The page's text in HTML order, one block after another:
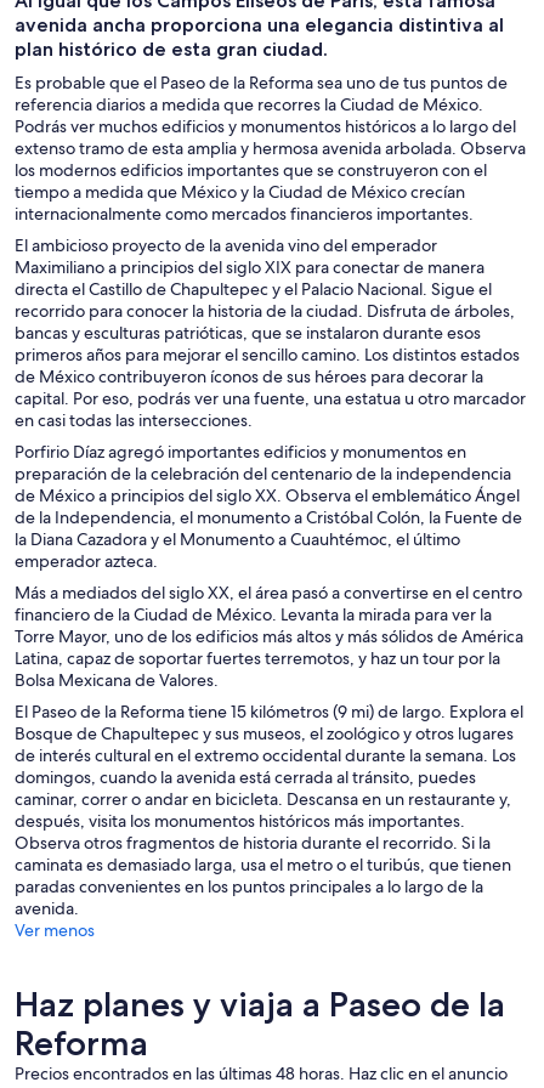
avenida ancha proporciona una elegancia distintiva al
plan histórico de esta gran ciudad.
Es probable que el Paseo de la Reforma sea uno de tus puntos de
referencia diarios a medida que recorres la Ciudad de México.
Podrás ver muchos edificios y monumentos históricos a lo largo del
extenso tramo de esta amplia y hermosa avenida arbolada. Observa
los modernos edificios importantes que se construyeron con el
tiempo a medida que México y la Ciudad de México crecían
internacionalmente como mercados financieros importantes.
El ambicioso proyecto de la avenida vino del emperador
Maximiliano a principios del siglo XIX para conectar de manera
directa el Castillo de Chapultepec y el Palacio Nacional. Sigue el
recorrido para conocer la historia de la ciudad. Disfruta de árboles,
bancas y esculturas patrióticas, que se instalaron durante esos
primeros años para mejorar el sencillo camino. Los distintos estados
de México contribuyeron íconos de sus héroes para decorar la
capital. Por eso, podrás ver una fuente, una estatua u otro marcador
en casi todas las intersecciones.
Porfirio Díaz agregó importantes edificios y monumentos en
preparación de la celebración del centenario de la independencia
de México a principios del siglo XX. Observa el emblemático Ángel
de la Independencia, el monumento a Cristóbal Colón, la Fuente de
la Diana Cazadora y el Monumento a Cuauhtémoc, el último
emperador azteca.
Más a mediados del siglo XX, el área pasó a convertirse en el centro
financiero de la Ciudad de México. Levanta la mirada para ver la
Torre Mayor, uno de los edificios más altos y más sólidos de América
Latina, capaz de soportar fuertes terremotos, y haz un tour por la
Bolsa Mexicana de Valores.
El Paseo de la Reforma tiene 15 kilómetros (9 mi) de largo. Explora el
Bosque de Chapultepec y sus museos, el zoológico y otros lugares
de interés cultural en el extremo occidental durante la semana. Los
domingos, cuando la avenida está cerrada al tránsito, puedes
caminar, correr o andar en bicicleta. Descansa en un restaurante y,
después, visita los monumentos históricos más importantes.
Observa otros fragmentos de historia durante el recorrido. Si la
caminata es demasiado larga, usa el metro o el turibús, que tienen
paradas convenientes en los puntos principales a lo largo de la
avenida.
Ver menos
Haz planes y viaja a Paseo de la
Reforma
Precios encontrados en las últimas 48 horas. Haz clic en el anuncio